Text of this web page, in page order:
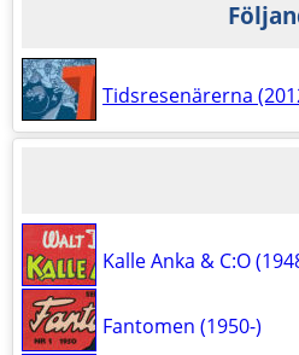
Tidsresenärerna
Kalle Anka & C:O
Fantomen (1950-)